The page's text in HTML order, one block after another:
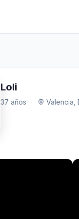
Loli
37 años · Valencia,